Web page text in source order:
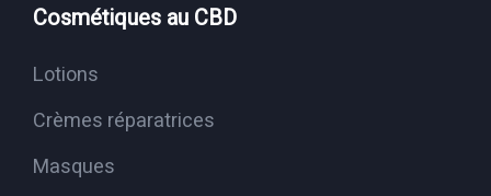
Cosmétiques au CBD
Lotions
Crèmes réparatrices
Masques